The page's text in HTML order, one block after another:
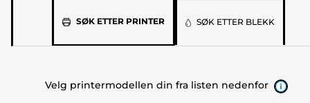
SØK ETTER PRINTERVelg
listen
SØK ETTER BLEKK
Velg printermodellen din fra listen nedenfor